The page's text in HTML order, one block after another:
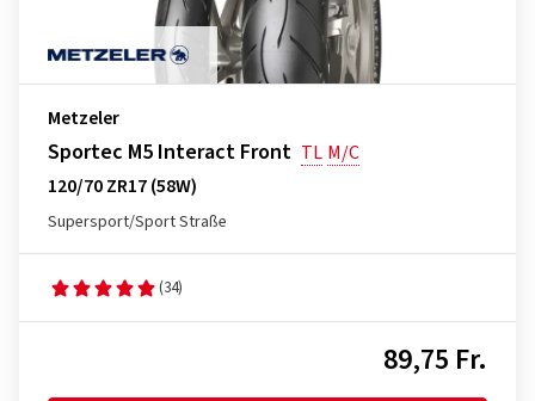
Metzeler
Sportec M5 Interact Front TL M/C
120/70 ZR17 (58W)
Supersport/Sport Straße
(34)
89,75 Fr.